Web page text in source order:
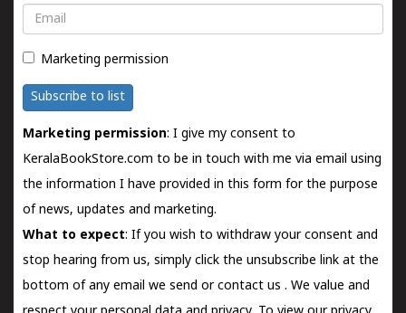
Email
Marketing permission
Subscribe to list
Marketing permission: I give my consent to
KeralaBookStore.com to be in touch with me via email using
the information I have provided in this form for the purpose
of news, updates and marketing.
What to expect: If you wish to withdraw your consent and
stop hearing from us, simply click the unsubscribe link at the
bottom of any email we send orcontact us . We value and